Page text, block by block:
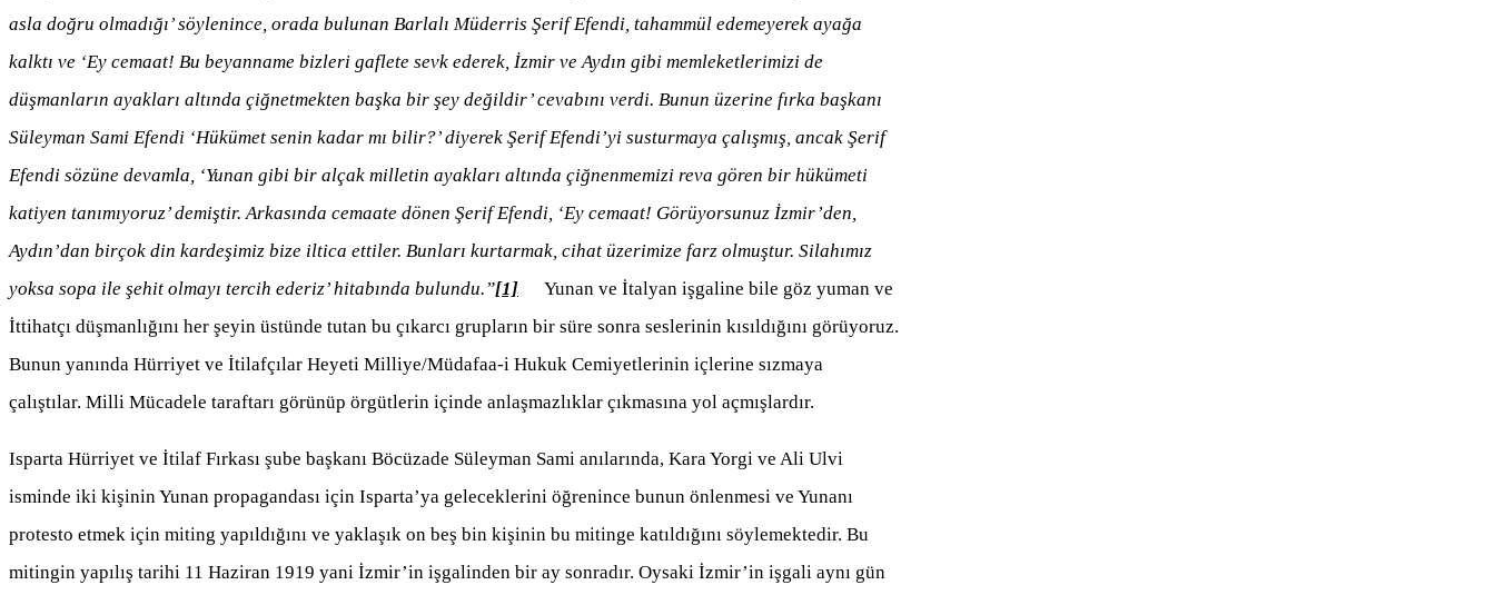
asla doğru olmadığı’ söylenince, orada bulunan Barlalı Müderris Şerif Efendi, tahammül edemeyerek ayağa
kalktı ve ‘Ey cemaat! Bu beyanname bizleri gaflete sevk ederek, İzmir ve Aydın gibi memleketlerimizi de
düşmanların ayakları altında çiğnetmekten başka bir şey değildir’ cevabını verdi. Bunun üzerine fırka başkanı
Süleyman Sami Efendi ‘Hükümet senin kadar mı bilir?’ diyerek Şerif Efendi’yi susturmaya çalışmış, ancak Şerif
Efendi sözüne devamla, ‘Yunan gibi bir alçak milletin ayakları altında çiğnenmemizi reva gören bir hükümeti
katiyen tanımıyoruz’ demiştir. Arkasında cemaate dönen Şerif Efendi, ‘Ey cemaat! Görüyorsunuz İzmir’den,
Aydın’dan birçok din kardeşimiz bize iltica ettiler. Bunları kurtarmak, cihat üzerimize farz olmuştur. Silahımız
yoksa sopa ile şehit olmayı tercih ederiz’ hitabında bulundu.”[1]
Yunan ve İtalyan işgaline bile göz yuman ve
İttihatçı düşmanlığını her şeyin üstünde tutan bu çıkarcı grupların bir süre sonra seslerinin kısıldığını görüyoruz.
Bunun yanında Hürriyet ve İtilafçılar Heyeti Milliye/Müdafaa-i Hukuk Cemiyetlerinin içlerine sızmaya
çalıştılar. Milli Mücadele taraftarı görünüp örgütlerin içinde anlaşmazlıklar çıkmasına yol açmışlardır.
Isparta Hürriyet ve İtilaf Fırkası şube başkanı Böcüzade Süleyman Sami anılarında, Kara Yorgi ve Ali Ulvi
isminde iki kişinin Yunan propagandası için Isparta’ya geleceklerini öğrenince bunun önlenmesi ve Yunanı
protesto etmek için miting yapıldığını ve yaklaşık on beş bin kişinin bu mitinge katıldığını söylemektedir. Bu
mitingin yapılış tarihi 11 Haziran 1919 yani İzmir’in işgalinden bir ay sonradır. Oysaki İzmir’in işgali aynı gün